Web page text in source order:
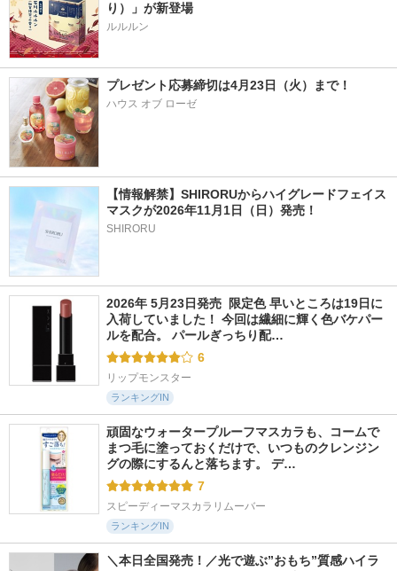
り）」が新登場
プレゼント応募締切は4月23日（火）まで！
ハウス オブ ローゼ
【情報解禁】SHIRORUからハイグレードフェイス
マスクが2026年11月1日（日）発売！
SHIRORU
2026年 5月23日発売  限定色 早いところは19日に
入荷していました！ 今回は繊細に輝く色バケパー
ルを配合。 パールぎっちり配…
6
リップモンスター
ランキングIN
頑固なウォータープルーフマスカラも、コームで
まつ毛に塗っておくだけで、いつものクレンジン
グの際にするんと落ちます。 デ…
7
スピーディーマスカラリムーバー
ランキングIN
＼本日全国発売！／光で遊ぶ”おもち”質感ハイラ